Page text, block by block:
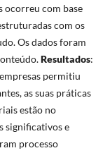
ocorreu com base
com os
Os dados foram
Resultados:
permitiu
as suas práticas
estão no
significativos e
processo